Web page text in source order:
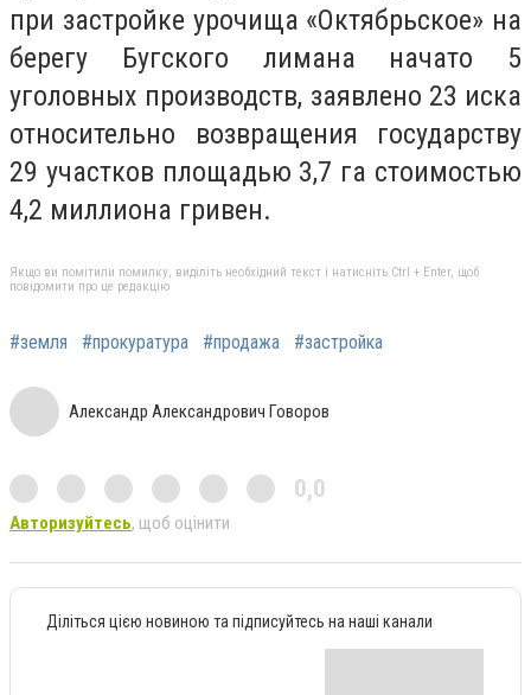
при застройке урочища «Октябрьское» на
берегу Бугского лимана начато 5
уголовных производств, заявлено 23 иска
относительно возвращения государству
29 участков площадью 3,7 га стоимостью
4,2 миллиона гривен.
Якщо ви помітили помилку, виділіть необхідний текст і натисніть Ctrl + Enter, щоб
повідомити про це редакцію
#земля #прокуратура #продажа #застройка
Александр Александрович Говоров
0,0
Авторизуйтесь, щоб оцінити
Діліться цією новиною та підписуйтесь на наші канали